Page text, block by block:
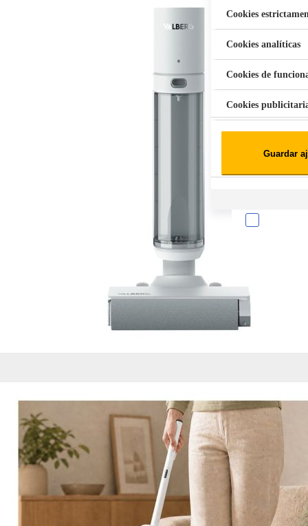
Aspiradora Quitamanchas 450W
Cookies
Cookies analíticas
Cookies de
Cookies
Cuando visitas un
Esta información
que el sitio web
Estas cookies son
cookies
administrar tu
presentación del
existencia de
información de
Guardar